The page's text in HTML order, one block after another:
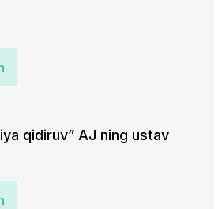
qidiruv” AJ ning ustav